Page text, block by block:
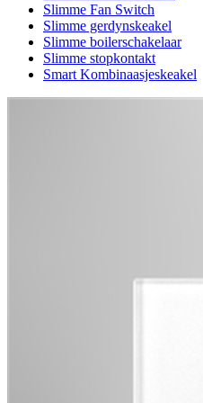
Slimme Fan Switch
Slimme gerdynskeakel
Slimme boilerschakelaar
Slimme stopkontakt
Smart Kombinaasjeskeakel